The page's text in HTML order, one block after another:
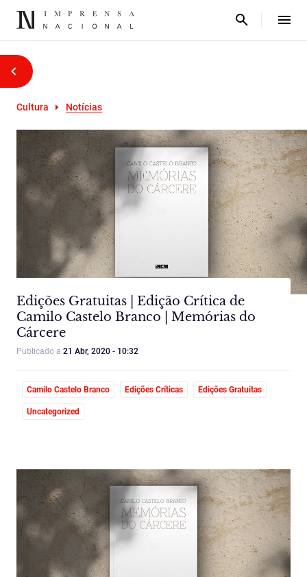
Cultura Notícias
Edições Gratuitas | Edição Crítica de
Camilo Castelo Branco | Memórias do
Cárcere
Publicado a 21 Abr, 2020 - 10:32
Camilo Castelo Branco Edições Críticas Edições Gratuitas
Uncategorized